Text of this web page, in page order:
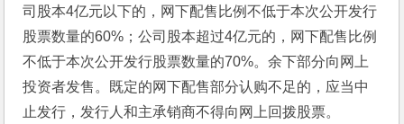
司股本4亿元以下的，网下配售比例不低于本次公开发行
股票数量的60%；公司股本超过4亿元的，网下配售比例
不低于本次公开发行股票数量的70%。余下部分向网上
投资者发售。既定的网下配售部分认购不足的，应当中
止发行，发行人和主承销商不得向网上回拨股票。